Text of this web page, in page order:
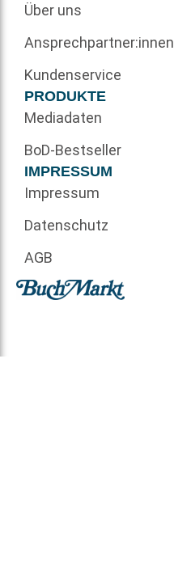
Über uns
Ansprechpartner:innen
Kundenservice
PRODUKTE
Mediadaten
BoD-Bestseller
IMPRESSUM
Impressum
Datenschutz
AGB